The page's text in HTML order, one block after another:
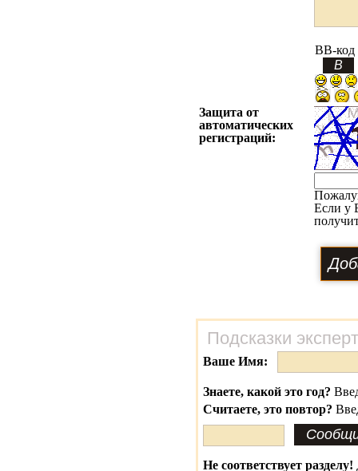
BB-код
Защита от
автоматических
регистраций:
Если у
Подсказки
Ваше Имя:
Знаете, какой это год?
Считаете, это повтор?
Не соответствует разделу!